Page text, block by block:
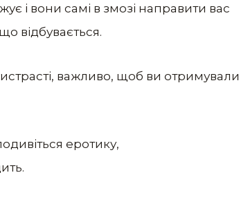
і вони самі в змозі направити вас
відбувається.
важливо, щоб ви отримували
еротику,